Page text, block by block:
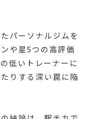
パーソナルジムを
や星5つの高評価
低いトレーナーに
りする深い罠に陥